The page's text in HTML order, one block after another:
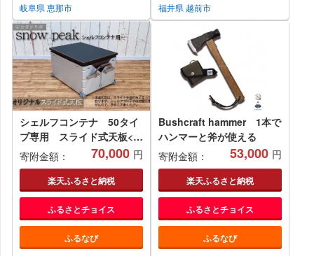
岐阜県 恵那市 福井県 越前市
シェルフコンテナ 50タイ
プ専用 スライド式天板<レ
ザー調ブラック柄：川﨑ク
ラフト>
寄附金額： 70,000 円
楽天ふるさと納税
ふるさとチョイス
ふるなび
Bushcraft hammer 1本で
ハンマーと斧が使える
寄附金額：
53,000 円
楽天ふるさと納税
ふるさとチョイス
ふるなび